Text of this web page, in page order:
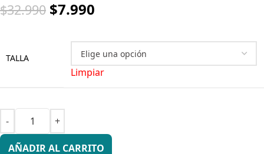
$32.990 $7.990
TALLA
Limpiar
AÑADIR AL CARRITO